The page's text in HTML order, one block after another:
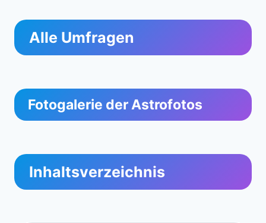
Alle Umfragen
Fotogalerie der Astrofotos
Inhaltsverzeichnis